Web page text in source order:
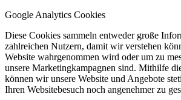
Google Analytics Cookies
Diese Cookies sammeln entweder große
zahlreichen Nutzern, damit wir verstehen
Website wahrgenommen wird oder um zu
unsere Marketingkampagnen sind. Mithilfe
können wir unsere Website und Angebote
Ihren Websitebesuch noch angenehmer zu